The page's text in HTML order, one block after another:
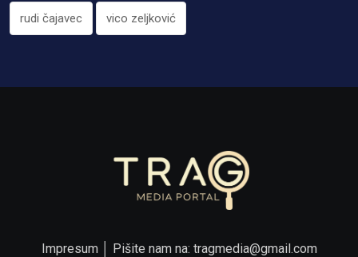
rudi čajavec vico zeljković
Impresum│ Pišite nam na: tragmedia@gmail.com